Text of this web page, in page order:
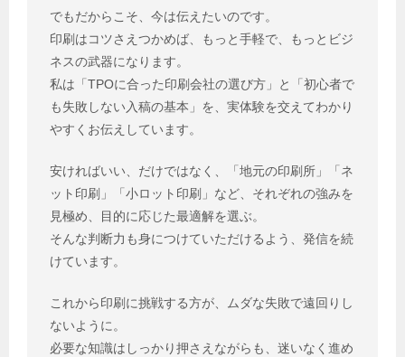
でもだからこそ、今は伝えたいのです。
印刷はコツさえつかめば、もっと手軽で、もっとビジ
ネスの武器になります。
私は「TPOに合った印刷会社の選び方」と「初心者で
も失敗しない入稿の基本」を、実体験を交えてわかり
やすくお伝えしています。
安ければいい、だけではなく、「地元の印刷所」「ネ
ット印刷」「小ロット印刷」など、それぞれの強みを
見極め、目的に応じた最適解を選ぶ。
そんな判断力も身につけていただけるよう、発信を続
けています。
これから印刷に挑戦する方が、ムダな失敗で遠回りし
ないように。
必要な知識はしっかり押さえながらも、迷いなく進め